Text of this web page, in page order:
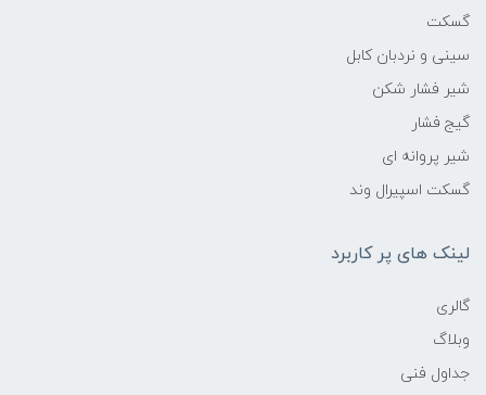
گسکت
سینی و نردبان کابل
شیر فشار شکن
گیج فشار
شیر پروانه ای
گسکت اسپیرال وند
لینک های پر کاربرد
گالری
وبلاگ
جداول فنی